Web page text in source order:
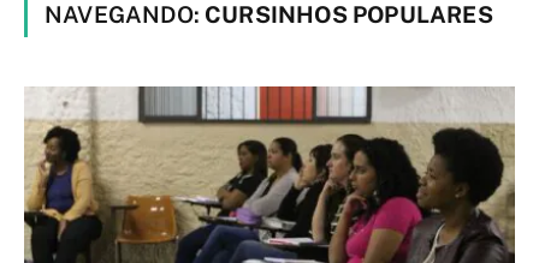
NAVEGANDO: CURSINHOS POPULARES